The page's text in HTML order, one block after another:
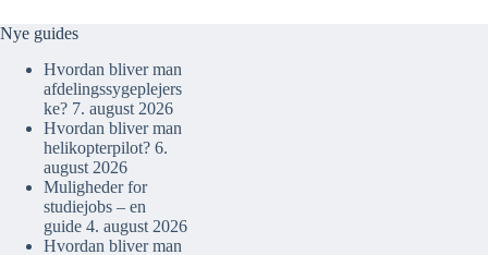
Nye guides
Hvordan bliver man
afdelingssygeplejers
ke? 7. august 2026
Hvordan bliver man
helikopterpilot? 6.
august 2026
Muligheder for
studiejobs – en
guide 4. august 2026
Hvordan bliver man